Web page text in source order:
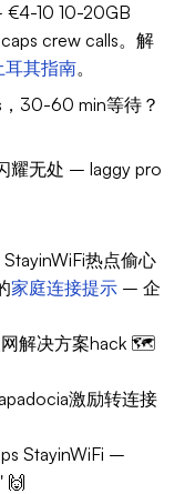
€4-10 10-20GB
crew calls。解
耳其指南。
30-60 min等待？
耀无处 – laggy pro
StayinWiFi热点偷心
家庭连接提示 – 企
网解决方案hack 🗺️
激励转连接
StayinWiFi –
🙌